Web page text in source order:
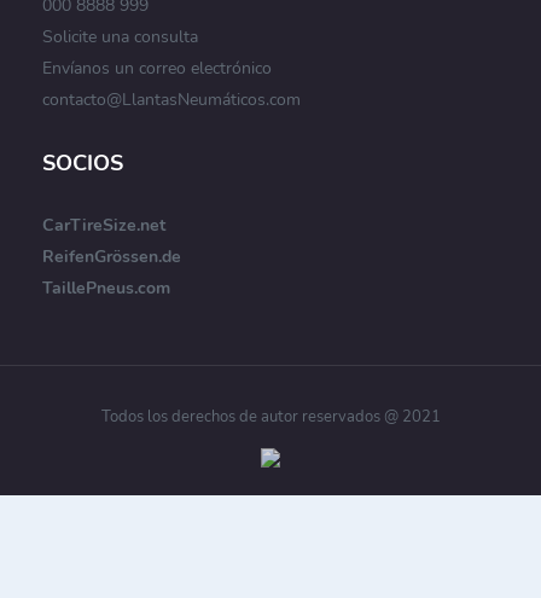
000 8888 999
Solicite una consulta
Envíanos un correo electrónico
contacto@LlantasNeumáticos.com
SOCIOS
CarTireSize.net
ReifenGrössen.de
TaillePneus.com
Todos los derechos de autor reservados @ 2021